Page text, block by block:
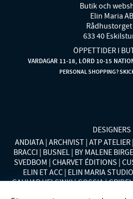
Butik och
Elin Maria AB
Rådhustorget
633 40
ÖPPETTIDER I
VARDAGAR 11-18, LÖRD 10-15
PERSONAL SHOPPING?
DESIGNERS
ANDIATA ARCHIVIST ATP ATELIER
BRACCI BUSNEL BY MALENE
SVEDBOM CHARVET ÉDITIONS
ELIN ET ACC ELIN MARIA STUDIO
GAUHAR HELSINKI GOSSIA